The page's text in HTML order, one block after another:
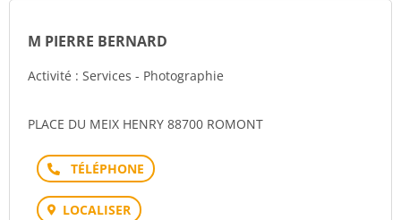
M PIERRE BERNARD
Activité : Services - Photographie
PLACE DU MEIX HENRY 88700 ROMONT
Téléphone
LOCALISER